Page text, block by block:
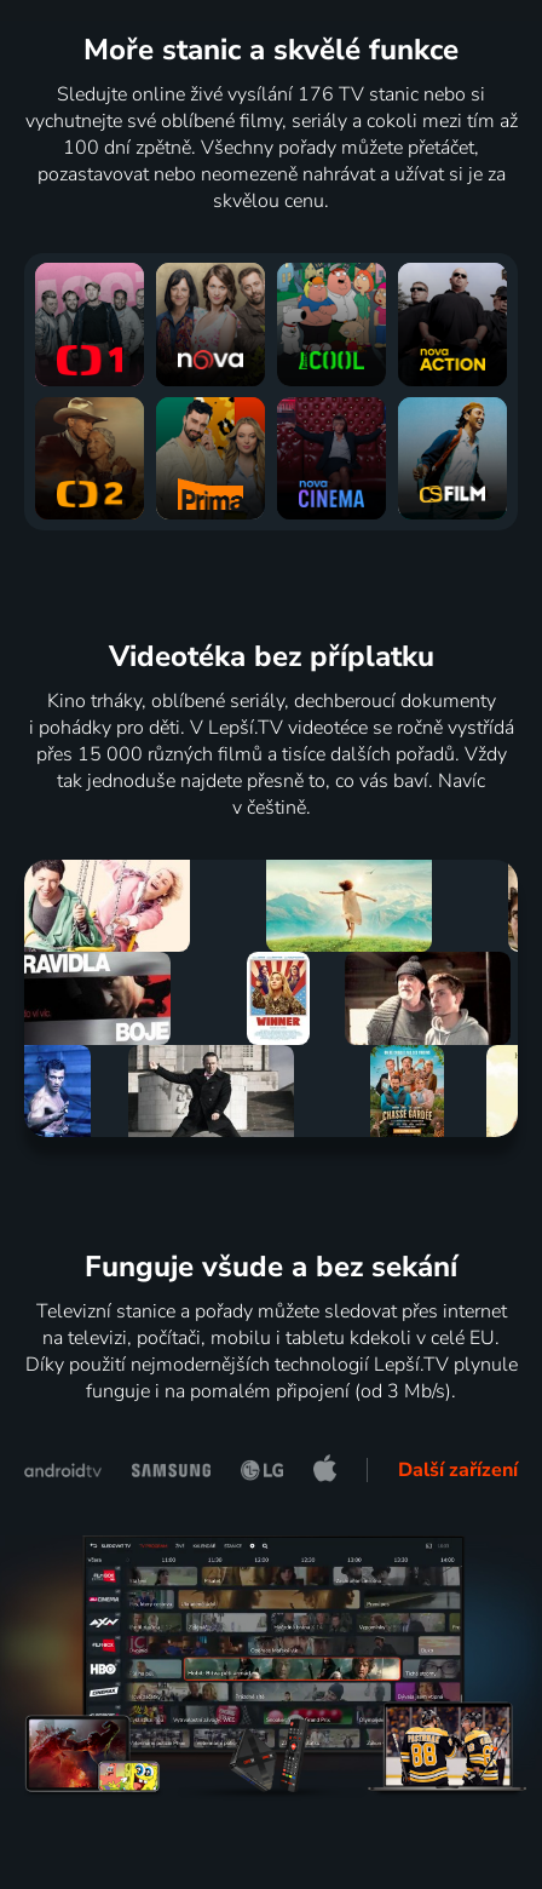
Moře stanic a skvělé funkce
Sledujte online živé vysílání 176 TV stanic nebo si
vychutnejte své oblíbené filmy, seriály a cokoli mezi tím až
100 dní zpětně. Všechny pořady můžete přetáčet,
pozastavovat nebo neomezeně nahrávat a užívat si je za
skvělou cenu.
Videotéka bez příplatku
Kino trháky, oblíbené seriály, dechberoucí dokumenty
i pohádky pro děti. V Lepší.TV videotéce se ročně vystřídá
přes 15 000 různých filmů a tisíce dalších pořadů. Vždy
tak jednoduše najdete přesně to, co vás baví. Navíc
v češtině.
Funguje všude a bez sekání
Televizní stanice a pořady můžete sledovat přes internet
na televizi, počítači, mobilu i tabletu kdekoli v celé EU.
Díky použití nejmodernějších technologií Lepší.TV plynule
funguje i na pomalém připojení (od 3 Mb/s).
Další zařízení